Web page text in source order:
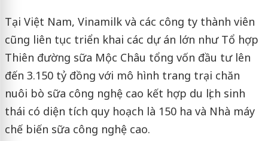
Tại Việt Nam, Vinamilk và các công ty thành viên
cũng liên tục triển khai các dự án lớn như Tổ hợp
Thiên đường sữa Mộc Châu tổng vốn đầu tư lên
đến 3.150 tỷ đồng với mô hình trang trại chăn
nuôi bò sữa công nghệ cao kết hợp du lịch sinh
thái có diện tích quy hoạch là 150 ha và Nhà máy
chế biến sữa công nghệ cao.